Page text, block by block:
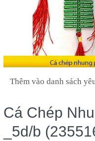
Thêm vào danh sách
Cá Chép
_5d/b